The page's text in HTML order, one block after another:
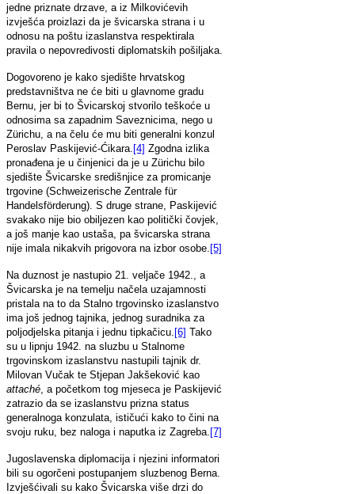
jedne priznate drzave, a iz Milkovićevih
izvješća proizlazi da je švicarska strana i u
odnosu na poštu izaslanstva respektirala
pravila o nepovredivosti diplomatskih pošiljaka.
Dogovoreno je kako sjedište hrvatskog
predstavništva ne će biti u glavnome gradu
Bernu, jer bi to Švicarskoj stvorilo teškoće u
odnosima sa zapadnim Saveznicima, nego u
Zürichu, a na čelu će mu biti generalni konzul
Peroslav Paskijević-Ćikara. [4] Zgodna izlika
pronađena je u činjenici da je u Zürichu bilo
sjedište Švicarske središnjice za promicanje
trgovine (Schweizerische Zentrale für
Handelsförderung). S druge strane, Paskijević
svakako nije bio obiljezen kao politički čovjek,
a još manje kao ustaša, pa švicarska strana
nije imala nikakvih prigovora na izbor osobe. [5]
Na duznost je nastupio 21. veljače 1942., a
Švicarska je na temelju načela uzajamnosti
pristala na to da Stalno trgovinsko izaslanstvo
ima još jednog tajnika, jednog suradnika za
poljodjelska pitanja i jednu tipkačicu. [6] Tako
su u lipnju 1942. na sluzbu u Stalnome
trgovinskom izaslanstvu nastupili tajnik dr.
Milovan Vučak te Stjepan Jakšeković kao
attaché , a početkom tog mjeseca je Paskijević
zatrazio da se izaslanstvu prizna status
generalnoga konzulata, ističući kako to čini na
svoju ruku, bez naloga i naputka iz Zagreba. [7]
Jugoslavenska diplomacija i njezini informatori
bili su ogorčeni postupanjem sluzbenog Berna.
Izvješćivali su kako Švicarska više drzi do